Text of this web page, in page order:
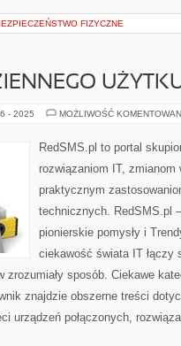
FIZYCZNE
- 2025 MOŻLIWOŚĆ
RedSMS.pl to portal
rozwiązaniom IT,
praktycznym
technicznych. RedSMS.pl
pionierskie pomysły i
ciekawość świata IT łączy
zrozumiały sposób. Ciekawe
znajdzie obszerne treści
urządzeń połączonych,